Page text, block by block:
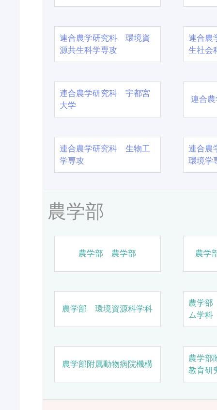
連合農学研究科 環境資
源共生科学専攻
連合農
生社会
連合農学研究科 宇都宮
大学
連合
連合農学研究科 生物工
学専攻
連合農
環境学
農学部
農学部 農学部 農学
農学部 環境資源科学科
農学
ム学科
農学部附属動物病院機構
農学部
教育研